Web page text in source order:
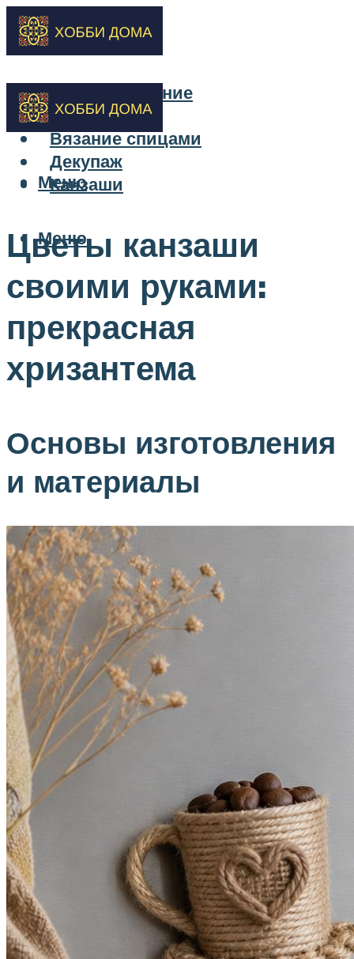
Бисероплетение
Вышивка
Вязание спицами
Декупаж
Канзаши
Меню
Меню
Цветы канзаши
своими руками:
прекрасная
хризантема
Основы изготовления
и материалы